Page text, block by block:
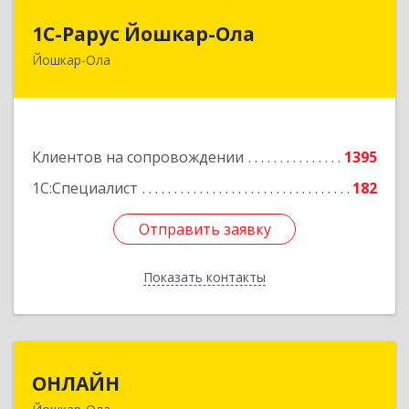
1С-Рарус Йошкар-Ола
Йошкар-Ола
Клиентов на сопровождении
1395
1С:Специалист
182
Отправить заявку
Показать контакты
424004, Марий Эл Респ, Йошкар-Ола г, Волкова
Отправить заявку
Назад
ОНЛАЙН